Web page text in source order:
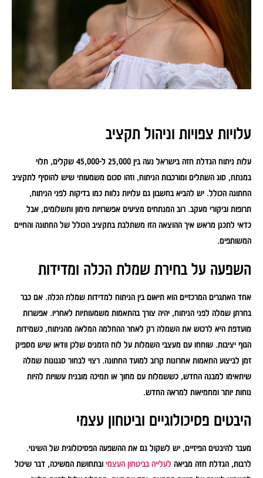
עלויות צפויות וניהול תקציב
עלות ניתוח הגדלת חזה בישראל נעה בין 25,000 ל-45,000 שקלים, תלוי
במנתח, סוג השתלים ומורכבות הניתוח, וזהו סכום משמעותי שיש להוסיף לתקציב
החתונה הכולל. יש להביא בחשבון גם עלויות נלוות כמו בדיקות לפני הניתוח,
תרופות וביקורי מעקב. רוב המנתחים מציעים אפשרויות מימון ותשלומים, אבל
כדאי לתכנן מראש איך ההוצאה הזו משתלבת בתקציב הכולל של החתונה והחיים
המשותפים.
השפעה על בחירת שמלת הכלה ומדידות
אחד האתגרים המרכזיים הוא תיאום בין הניתוח למדידות שמלת הכלה. אם כבר
בחרתן שמלה לפני הניתוח, יהיה צורך בהתאמות משמעותיות לאחריו. אפשרות
מועדפת היא לרכוש את השמלה רק לאחר ההחלמה המלאה מהניתוח, כשמידות
הגוף יציבות. שוחחו עם מעצבי השמלות על לוח הזמנים שלכן וודאו שיש מספיק
זמן לביצוע התאמות אחרונות קרוב למועד החתונה. רצוי לבחור סגנונות שמלה
שיתאימו למבנה החדש, כששמלות עם מחוך או תמיכה מובנית עשויות להיות
נוחות יותר ומחמיאות למראה החדש.
היבטים פסיכולוגיים וביטחון עצמי
מעבר להיבטים הפיזיים, יש לשקול גם את ההשפעה הפסיכולוגית של השינוי.
לרבות, הגדלת חזה מביאהלעלייה בביטחון העצמיובתחושת המשיכה, דבר שיכול